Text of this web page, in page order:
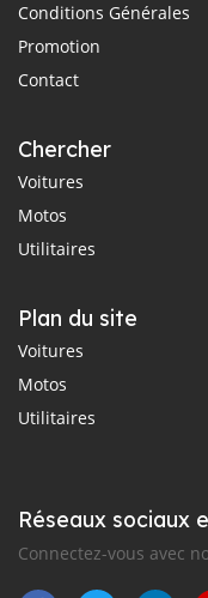
Conditions Générales
Promotion
Contact
Chercher
Voitures
Motos
Utilitaires
Plan du site
Voitures
Motos
Utilitaires
Réseaux sociaux
Connectez-vous avec